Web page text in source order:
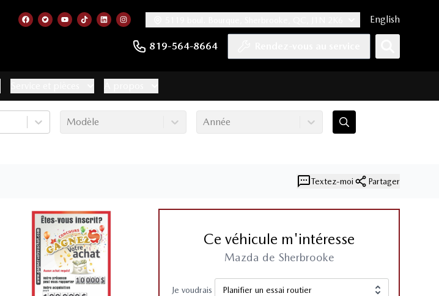
819-564-8664
Lien vers notre page facebook
Lien vers notre compte Twitter
Lien vers notre chaîne YouTube
Lien vers notre compte Tiktok
Lien vers notre compte LinkedIn
Lien vers notre compte Instagram
English
Modèle Année
Textez-moi Partager
Ce véhicule m'intéresse
Mazda de Sherbrooke
Je voudrais